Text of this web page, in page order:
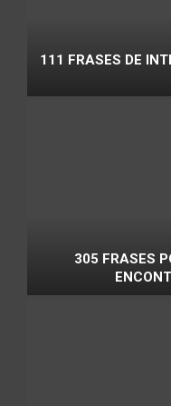
111 FRASES DE
305 FRASES